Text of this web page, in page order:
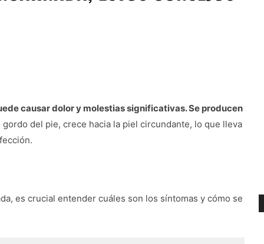
causar dolor y molestias significativas. Se producen
del pie, crece hacia la piel circundante, lo que lleva
es crucial entender cuáles son los síntomas y cómo se